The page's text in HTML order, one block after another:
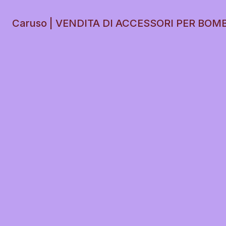
Caruso | VENDITA DI ACCESSORI PER